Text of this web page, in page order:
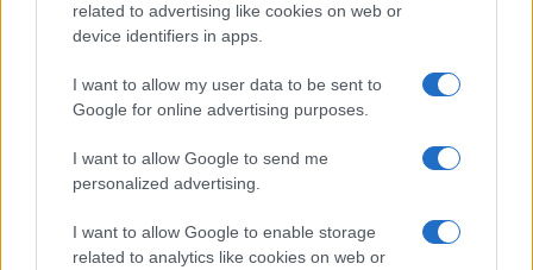
related to advertising like cookies on web or
device identifiers in apps.
I want to allow my user data to be sent to
Google for online advertising purposes.
I want to allow Google to send me
personalized advertising.
I want to allow Google to enable storage
related to analytics like cookies on web or